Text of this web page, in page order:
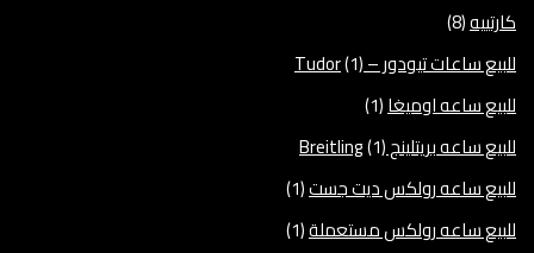
كارتييه(8)
للبيع ساعات تيودور – Tudor(1)
للبيع ساعه اوميغا(1)
للبيع ساعه بريتلينج Breitling(1)
للبيع ساعه رولكس ديت جست(1)
للبيع ساعه رولكس مستعملة(1)